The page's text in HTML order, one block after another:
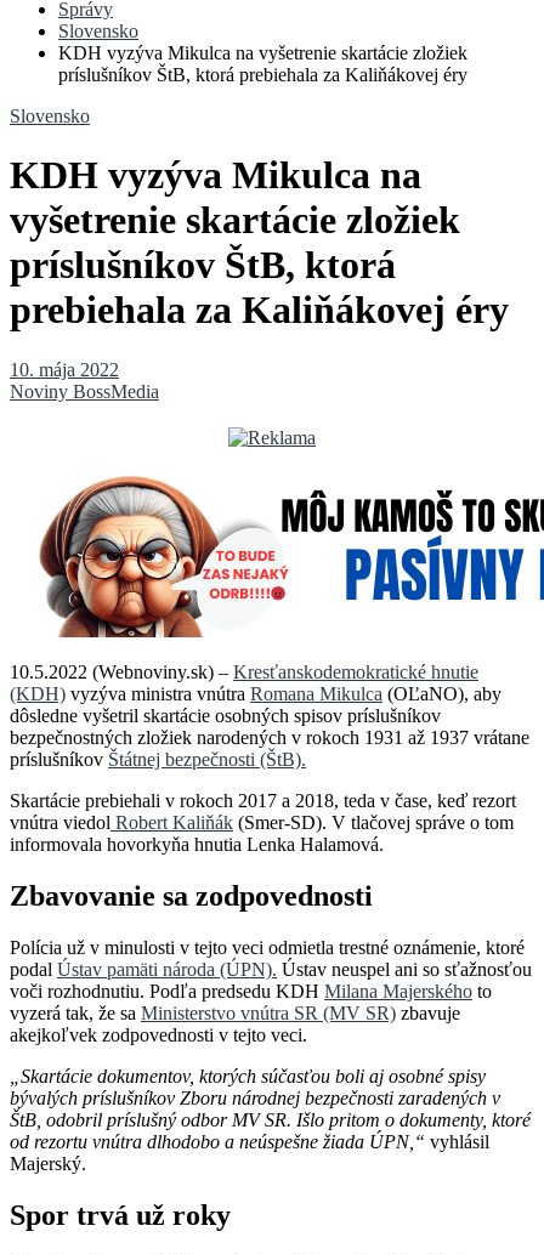
Správy
Slovensko
KDH vyzýva Mikulca na vyšetrenie skartácie zložiek
príslušníkov ŠtB, ktorá prebiehala za Kaliňákovej éry
Slovensko
KDH vyzýva Mikulca na
vyšetrenie skartácie zložiek
príslušníkov ŠtB, ktorá
prebiehala za Kaliňákovej éry
10. mája 2022
Noviny BossMedia
10.5.2022 (Webnoviny.sk) – Kresťanskodemokratické hnutie
(KDH) vyzýva ministra vnútra Romana Mikulca (OĽaNO), aby
dôsledne vyšetril skartácie osobných spisov príslušníkov
bezpečnostných zložiek narodených v rokoch 1931 až 1937 vrátane
príslušníkov Štátnej bezpečnosti (ŠtB).
Skartácie prebiehali v rokoch 2017 a 2018, teda v čase, keď rezort
vnútra viedol Robert Kaliňák (Smer-SD). V tlačovej správe o tom
informovala hovorkyňa hnutia Lenka Halamová.
Zbavovanie sa zodpovednosti
Polícia už v minulosti v tejto veci odmietla trestné oznámenie, ktoré
podal Ústav pamäti národa (ÚPN). Ústav neuspel ani so sťažnosťou
voči rozhodnutiu. Podľa predsedu KDH Milana Majerského to
vyzerá tak, že sa Ministerstvo vnútra SR (MV SR) zbavuje
akejkoľvek zodpovednosti v tejto veci.
„Skartácie dokumentov, ktorých súčasťou boli aj osobné spisy
bývalých príslušníkov Zboru národnej bezpečnosti zaradených v
ŠtB, odobril príslušný odbor MV SR. Išlo pritom o dokumenty, ktoré
od rezortu vnútra dlhodobo a neúspešne žiada ÚPN,“ vyhlásil
Majerský.
Spor trvá už roky